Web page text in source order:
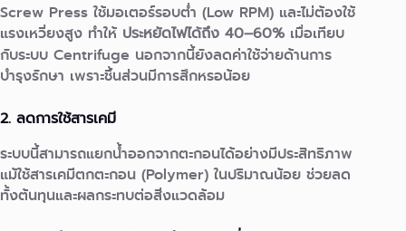
Screw Press ใช้มอเตอร์รอบต่ำ (Low RPM) และไม่ต้องใช้
แรงเหวี่ยงสูง ทำให้ ประหยัดไฟได้ถึง 40–60% เมื่อเทียบ
กับระบบ Centrifuge นอกจากนี้ยังลดค่าใช้จ่ายด้านการ
บำรุงรักษา เพราะชิ้นส่วนมีการสึกหรอน้อย
2. ลดการใช้สารเคมี
ระบบนี้สามารถแยกน้ำออกจากตะกอนได้อย่างมีประสิทธิภาพ
แม้ใช้สารเคมีตกตะกอน (Polymer) ในปริมาณน้อย ช่วยลด
ทั้งต้นทุนและผลกระทบต่อสิ่งแวดล้อม